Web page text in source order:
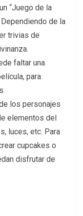
“Juego de la
de la
trivias de
faltar una
para
los personajes
elementos del
luces, etc. Para
cupcakes o
disfrutar de